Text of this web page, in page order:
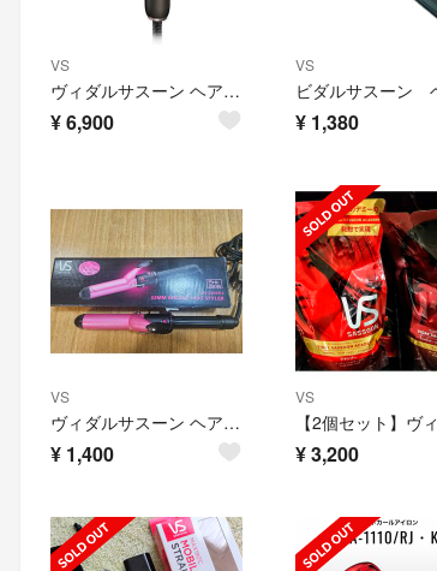
VS
ヴィダルサスーン ヘアドライヤー 遠赤外線 マジックシャイン ブラック
¥6,900
VS
¥ 1,380
VS
ヴィダルサスーン ヘアアイロン VSI-3206／PJ(1台)
¥ 1,400
VS
¥3,200